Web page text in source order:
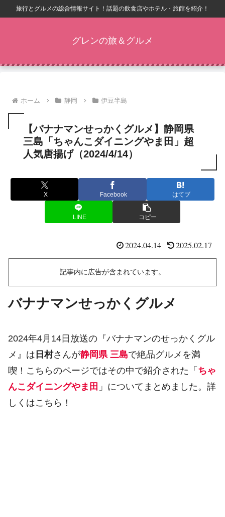
旅行とグルメの総合情報サイト！話題の飲食店やホテル・旅館を紹介！
グレンの旅＆グルメ
ホーム 静岡 伊豆半島
【バナナマンせっかくグルメ】静岡県
三島「ちゃんこダイニングやま田」超
人気唐揚げ（2024/4/14）
X Facebook はてブ
LINE コピー
2024.04.14 2025.02.17
記事内に広告が含まれています。
バナナマンせっかくグルメ
2024年4月14日放送の『バナナマンのせっかくグル
メ』は 日村さんが静岡県 三島で絶品グルメを満
喫！こちらのページではその中で紹介された「 ちゃ
んこダイニングやま田 」についてまとめました。詳
しくはこちら！